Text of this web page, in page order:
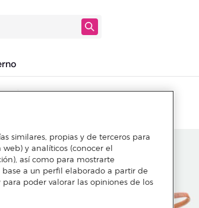
Graor
similares, propias y de terceros para
y analíticos (conocer el
así como para mostrarte
a un perfil elaborado a partir de
poder valorar las opiniones de los